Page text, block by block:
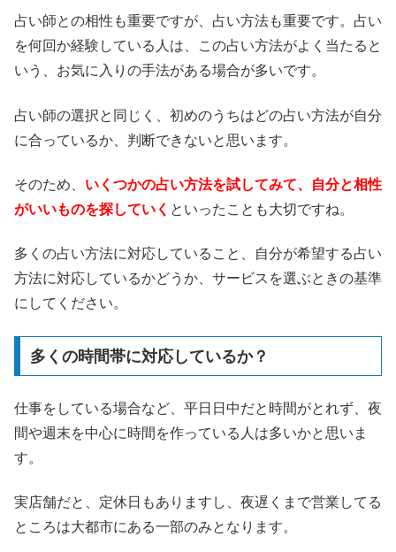
占い師との相性も重要ですが、占い方法も重要です。占い
を何回か経験している人は、この占い方法がよく当たると
いう、お気に入りの手法がある場合が多いです。
占い師の選択と同じく、初めのうちはどの占い方法が自分
に合っているか、判断できないと思います。
そのため、 いくつかの占い方法を試してみて、自分と相性
がいいものを探していく といったことも大切ですね。
多くの占い方法に対応していること、自分が希望する占い
方法に対応しているかどうか、サービスを選ぶときの基準
にしてください。
多くの時間帯に対応しているか？
仕事をしている場合など、平日日中だと時間がとれず、夜
間や週末を中心に時間を作っている人は多いかと思いま
す。
実店舗だと、定休日もありますし、夜遅くまで営業してる
ところは大都市にある一部のみとなります。